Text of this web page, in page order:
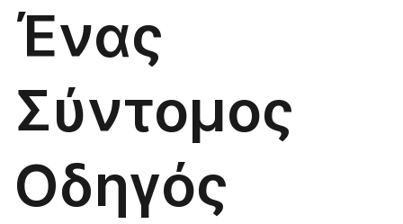
Ένας
Σύντομος
Οδηγός